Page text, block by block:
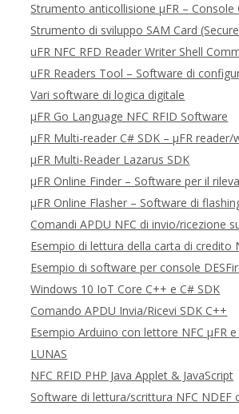
Strumento anticollisione μFR – Console
Strumento di sviluppo SAM Card
uFR NFC RFD Reader Writer Shell
uFR Readers Tool – Software di
Vari software di logica digitale
μFR Go Language NFC RFID Software
μFR Multi-reader C# SDK – μFR
μFR Multi-Reader Lazarus SDK
μFR Online Finder – Software per il
μFR Online Flasher – Software di
Comandi APDU NFC di invio/ricezione
Esempio di lettura della carta di credito
Esempio di software per console
Windows 10 IoT Core C++ e C# SDK
Comando APDU Invia/Ricevi SDK C++
Esempio Arduino con lettore NFC μFR e
LUNAS
NFC RFID PHP Java Applet & JavaScript
Software di lettura/scrittura NFC NDEF